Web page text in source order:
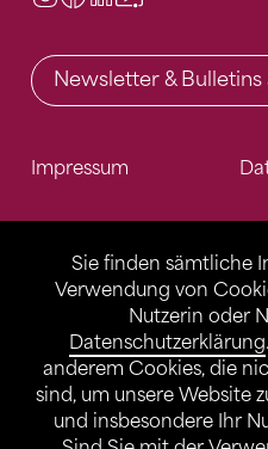
Sie finden sämtliche
Verwendung von
Nutzerin oder
Datenschutzerklärung
anderem Cookies, die
sind, um unsere Website
und insbesondere Ihr
Newsletter &
Impressum